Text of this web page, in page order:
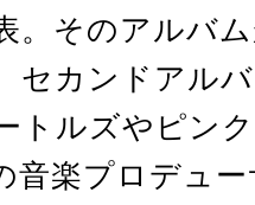
。そのアルバ
セカンドアル
トルズやピン
音楽プロデュ